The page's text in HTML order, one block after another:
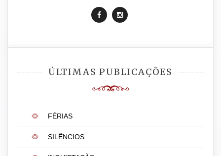
ÚLTIMAS PUBLICAÇÕES
FÉRIAS
SILÊNCIOS